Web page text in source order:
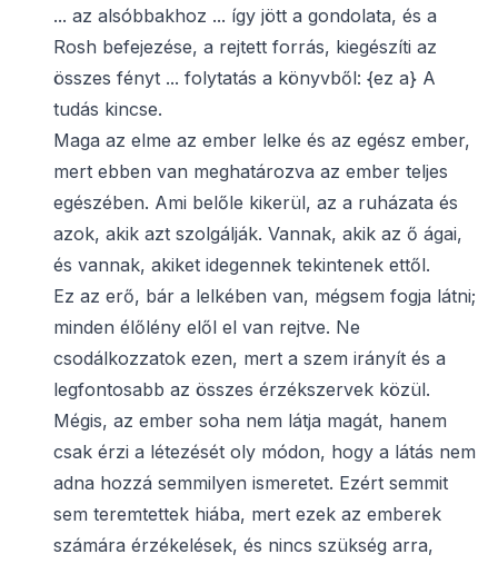
... az alsóbbakhoz ... így jött a gondolata, és a
Rosh befejezése, a rejtett forrás, kiegészíti az
összes fényt ... folytatás a könyvből: {ez a} A
tudás kincse.
Maga az elme az ember lelke és az egész ember,
mert ebben van meghatározva az ember teljes
egészében. Ami belőle kikerül, az a ruházata és
azok, akik azt szolgálják. Vannak, akik az ő ágai,
és vannak, akiket idegennek tekintenek ettől.
Ez az erő, bár a lelkében van, mégsem fogja látni;
minden élőlény elől el van rejtve. Ne
csodálkozzatok ezen, mert a szem irányít és a
legfontosabb az összes érzékszervek közül.
Mégis, az ember soha nem látja magát, hanem
csak érzi a létezését oly módon, hogy a látás nem
adna hozzá semmilyen ismeretet. Ezért semmit
sem teremtettek hiába, mert ezek az emberek
számára érzékelések, és nincs szükség arra,